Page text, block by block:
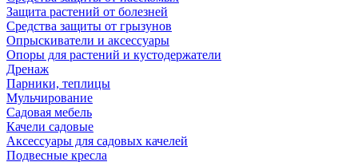
Защита растений от болезней
Средства защиты от грызунов
Опрыскиватели и аксессуары
Опоры для растений и кустодержатели
Дренаж
Парники, теплицы
Мульчирование
Садовая мебель
Качели садовые
Аксессуары для садовых качелей
Подвесные кресла